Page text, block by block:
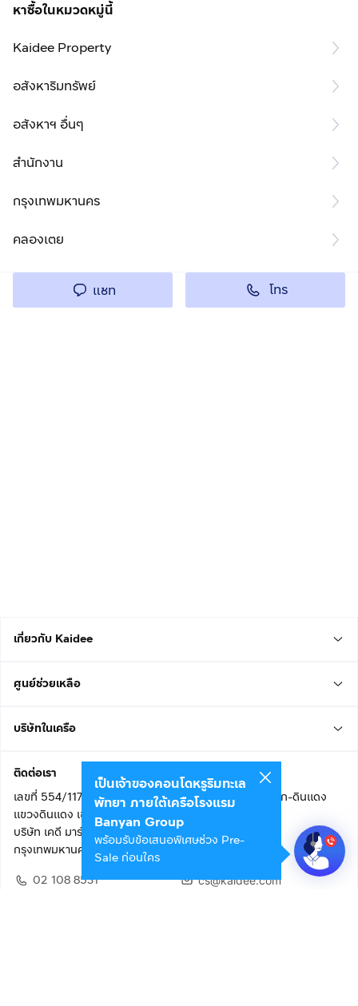
หาซื้อในหมวดหมู่นี้
Kaidee Property
อสังหาริมทรัพย์
อสังหาฯ อื่นๆ
สำนักงาน
กรุงเทพมหานคร
คลองเตย
แชท โทร
เกี่ยวกับ Kaidee
ศูนย์ช่วยเหลือ
บริษัทในเครือ
ติดต่อเรา
เลขที่ 554/117 อาคารสกายไนน์ เซ็นเตอร์ ชั้น 22 ถนนอโศก-ดินแดง
แขวงดินแดง เขตดินแดง
บริษัท เคดี มาร์เก็ตเพลส จำกัด (สำนักงานใหญ่)
กรุงเทพมหานคร 10400
02 108 8531
cs@kaidee.com
เป็นเจ้าของคอนโดหรูริมทะเล
พัทยา ภายใต้เครือโรงแรม
Banyan Group
พร้อมรับข้อเสนอพิเศษช่วง Pre-
Sale ก่อนใคร